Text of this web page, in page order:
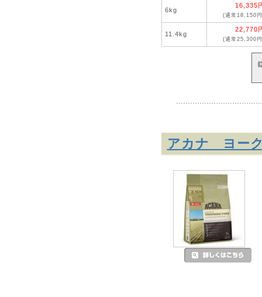
6kg
16,335
(通常18,150
11.4kg
22,770
(通常25,300
アカナ ヨー